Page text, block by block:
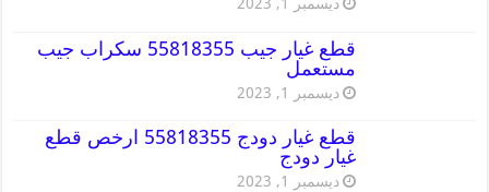
ديسمبر 1, 2023
قطع غيار جيب 55818355 سكراب جيب
مستعمل
ديسمبر 1, 2023
قطع غيار دودج 55818355 ارخص قطع
غيار دودج
ديسمبر 1, 2023